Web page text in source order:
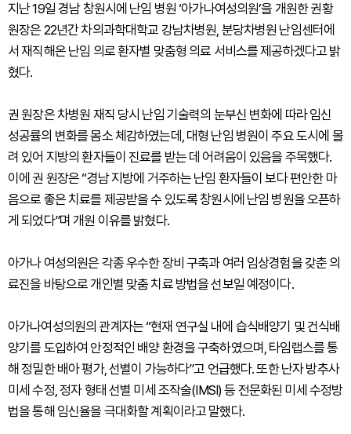
지난 19일 경남 창원시에 난임 병원 ‘아가나여성의원’을 개원한 권황
원장은 22년간 차의과학대학교 강남차병원, 분당차병원 난임센터에
서 재직해온 난임 의로 환자별 맞춤형 의료 서비스를 제공하겠다고 밝
혔다.
권 원장은 차병원 재직 당시 난임 기술력의 눈부신 변화에 따라 임신
성공률의 변화를 몸소 체감하였는데, 대형 난임 병원이 주요 도시에 몰
려 있어 지방의 환자들이 진료를 받는 데 어려움이 있음을 주목했다.
이에 권 원장은 “경남 지방에 거주하는 난임 환자들이 보다 편안한 마
음으로 좋은 치료를 제공받을 수 있도록 창원시에 난임 병원을 오픈하
게 되었다”며 개원 이유를 밝혔다.
아가나 여성의원은 각종 우수한 장비 구축과 여러 임상경험을 갖춘 의
료진을 바탕으로 개인별 맞춤 치료 방법을 선보일 예정이다.
아가나여성의원의 관계자는 “현재 연구실 내에 습식배양기 및 건식배
양기를 도입하여 안정적인 배양 환경을 구축하였으며, 타임랩스를 통
해 정밀한 배아 평가, 선별이 가능하다”고 언급했다. 또한 난자 방추사
미세 수정, 정자 형태 선별 미세 조작술(IMSI) 등 전문화된 미세 수정방
법을 통해 임신율을 극대화할 계획이라고 말했다.